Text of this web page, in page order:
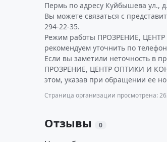
Пермь по адресу Куйбышева ул.,
Вы можете связаться с
294-22-35.
Режим работы ПРОЗРЕНИЕ,
рекомендуем уточнить по
Если вы заметили неточность в
ПРОЗРЕНИЕ, ЦЕНТР ОПТИКИ И
этом, указав при обращении ее
Страница организации просмотрена:
Отзывы 0